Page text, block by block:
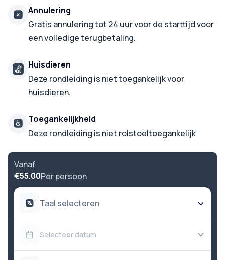
Annulering
Gratis annulering tot 24 uur voor de starttijd voor
een volledige terugbetaling.
Huisdieren
Deze rondleiding is niet toegankelijk voor
huisdieren.
Toegankelijkheid
Deze rondleiding is niet rolstoeltoegankelijk
Vanaf
€55.00Per persoon
Taal selecteren
Selecteer datum